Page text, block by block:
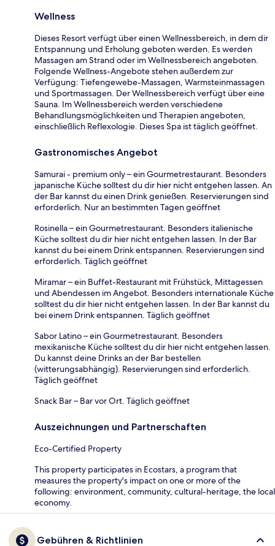
Wellness
Dieses Resort verfügt über einen Wellnessbereich, in dem dir
Entspannung und Erholung geboten werden. Es werden
Massagen am Strand oder im Wellnessbereich angeboten.
Folgende Wellness-Angebote stehen außerdem zur
Verfügung: Tiefengewebe-Massagen, Warmsteinmassagen
und Sportmassagen. Der Wellnessbereich verfügt über eine
Sauna. Im Wellnessbereich werden verschiedene
Behandlungsmöglichkeiten und Therapien angeboten,
einschließlich Reflexologie. Dieses Spa ist täglich geöffnet.
Gastronomisches Angebot
Samurai - premium only – ein Gourmetrestaurant. Besonders
japanische Küche solltest du dir hier nicht entgehen lassen. An
der Bar kannst du einen Drink genießen. Reservierungen sind
erforderlich. Nur an bestimmten Tagen geöffnet
Rosinella – ein Gourmetrestaurant. Besonders italienische
Küche solltest du dir hier nicht entgehen lassen. In der Bar
kannst du bei einem Drink entspannen. Reservierungen sind
erforderlich. Täglich geöffnet
Miramar – ein Buffet-Restaurant mit Frühstück, Mittagessen
und Abendessen im Angebot. Besonders internationale Küche
solltest du dir hier nicht entgehen lassen. In der Bar kannst du
bei einem Drink entspannen. Täglich geöffnet
Sabor Latino – ein Gourmetrestaurant. Besonders
mexikanische Küche solltest du dir hier nicht entgehen lassen.
Du kannst deine Drinks an der Bar bestellen
(witterungsabhängig). Reservierungen sind erforderlich.
Täglich geöffnet
Snack Bar – Bar vor Ort. Täglich geöffnet
Auszeichnungen und Partnerschaften
Eco-Certified Property
This property participates in Ecostars, a program that
measures the property's impact on one or more of the
following: environment, community, cultural-heritage, the local
economy.
Gebühren & Richtlinien